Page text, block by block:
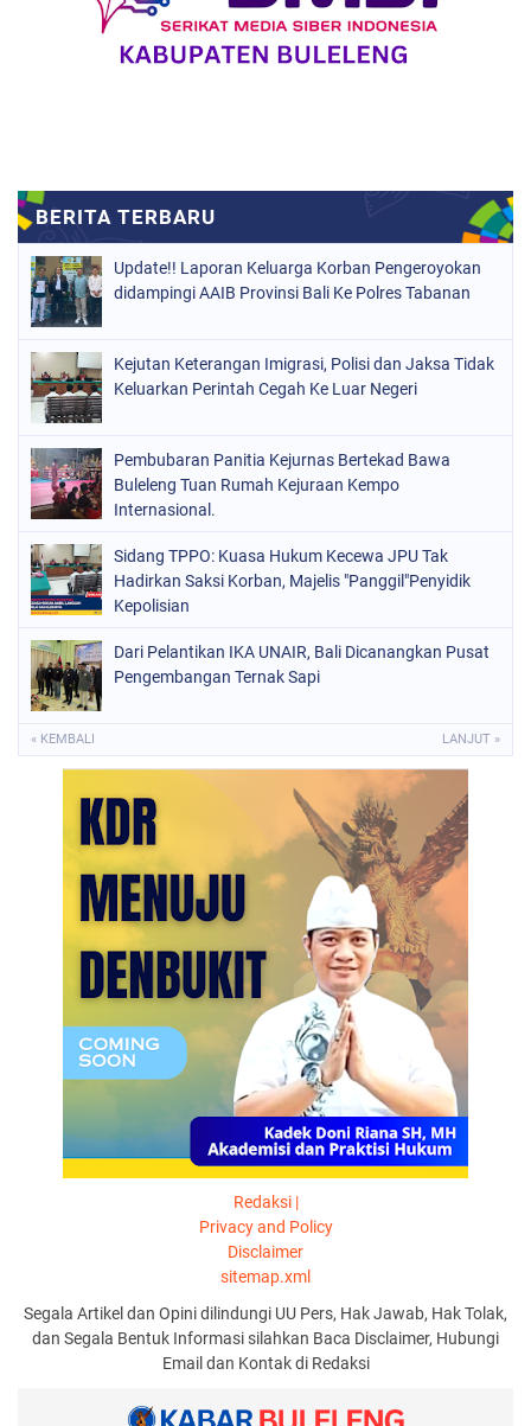
Update!! Laporan Keluarga Korban Pengeroyokan
didampingi AAIB Provinsi Bali Ke Polres Tabanan
Kejutan Keterangan Imigrasi, Polisi dan Jaksa Tidak
Keluarkan Perintah Cegah Ke Luar Negeri
Pembubaran Panitia Kejurnas Bertekad Bawa
Buleleng Tuan Rumah Kejuraan Kempo
Internasional.
Sidang TPPO: Kuasa Hukum Kecewa JPU Tak
Hadirkan Saksi Korban, Majelis "Panggil"Penyidik
Kepolisian
Dari Pelantikan IKA UNAIR, Bali Dicanangkan Pusat
Pengembangan Ternak Sapi
« KEMBALI LANJUT »
Redaksi |
Privacy and Policy
Disclaimer
sitemap.xml
Segala Artikel dan Opini dilindungi UU Pers, Hak Jawab, Hak Tolak,
dan Segala Bentuk Informasi silahkan Baca Disclaimer, Hubungi
Email dan Kontak di Redaksi